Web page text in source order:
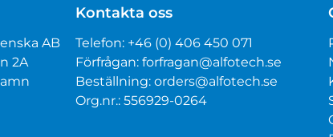
AB
2A
Kontakta oss
Telefon: +46 (0) 406 450 071
Förfrågan: forfragan@alfotech.se
Beställning: orders@alfotech.se
Org.nr.: 556929-0264